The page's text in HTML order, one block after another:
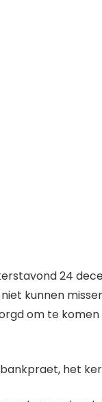
24
kunnen
om te
het